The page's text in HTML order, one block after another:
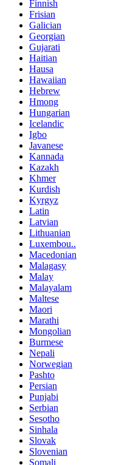
Finnish
Frisian
Galician
Georgian
Gujarati
Haitian
Hausa
Hawaiian
Hebrew
Hmong
Hungarian
Icelandic
Igbo
Javanese
Kannada
Kazakh
Khmer
Kurdish
Kyrgyz
Latin
Latvian
Lithuanian
Luxembou..
Macedonian
Malagasy
Malay
Malayalam
Maltese
Maori
Marathi
Mongolian
Burmese
Nepali
Norwegian
Pashto
Persian
Punjabi
Serbian
Sesotho
Sinhala
Slovak
Slovenian
Somali